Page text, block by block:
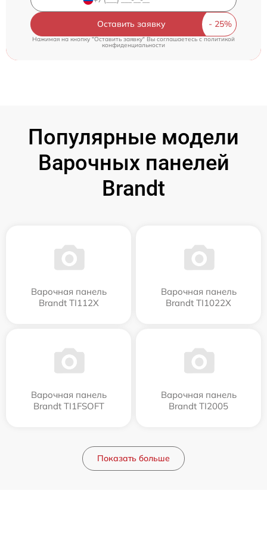
Оставить заявку
Нажимая на кнопку "Оставить заявку" Вы соглашаетесь cполитикой
конфиденциальности
Популярные модели
Варочных панелей
Brandt
Варочная панель
Brandt TI112X
Варочная панель
Brandt TI1022X
Варочная панель
Brandt TI1FSOFT
Варочная панель
Brandt TI2005
Показать больше